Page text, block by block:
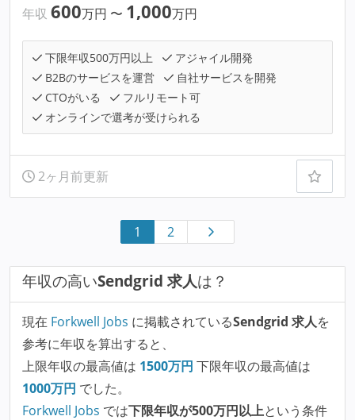
年収 600万円 〜 1,000万円
下限年収500万円以上
アジャイル開発
B2Bのサービスを運営
自社サービスを開発
CTOがいる
フルリモート可
オンラインで選考が受けられる
2ヶ月前更新
1 2
年収の高いSendgrid 求人は？
現在 Forkwell Jobs に掲載されているSendgrid 求人を
参考に年収を算出すると、
上限年収の最高値は 1500万円 下限年収の最高値は
1000万円 でした。
Forkwell Jobs では下限年収が500万円以上という条件